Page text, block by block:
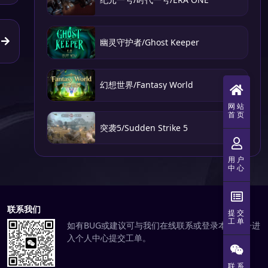
幽灵守护者/Ghost Keeper
幻想世界/Fantasy World
突袭5/Sudden Strike 5
联系我们
如有BUG或建议可与我们在线联系或登录本站账号进
入个人中心提交工单。
网站
首页
用户
中心
提交
工单
联系